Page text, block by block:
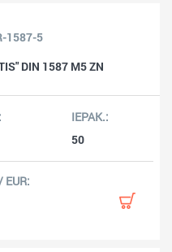
1587-5
DIN 1587 M5 ZN
50